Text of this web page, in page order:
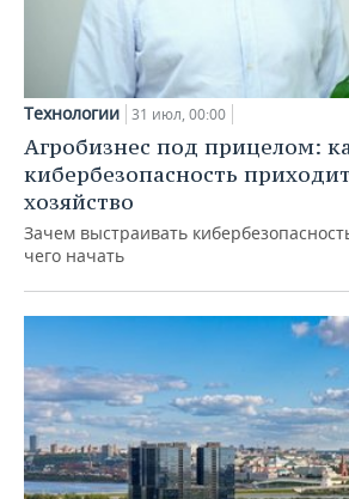
Технологии 31 июл, 00:00
Агробизнес под прицелом:
кибербезопасность
хозяйство
Зачем выстраивать
чего начать